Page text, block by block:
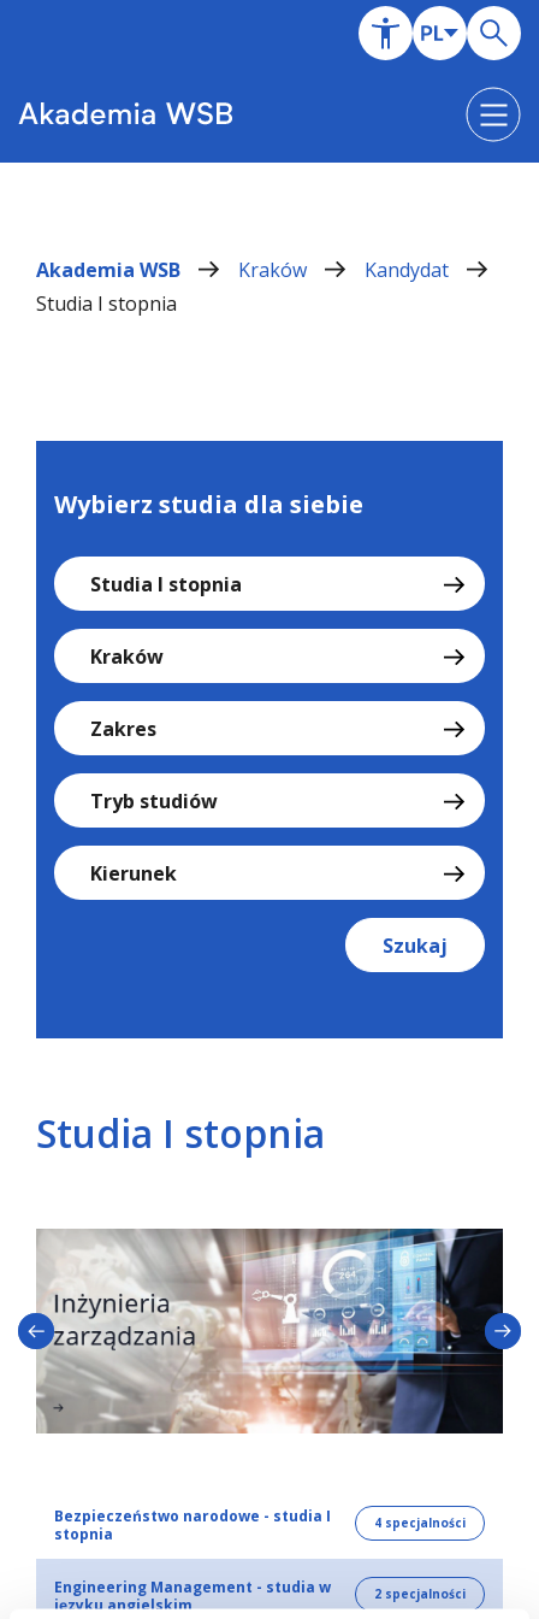
Akademia WSB Kraków
Kandydat
Studia I stopnia
Wybierz studia dla siebie
Studia I stopnia
Kraków
Zakres
Tryb studiów
Kierunek
Szukaj
Studia I stopnia
Bezpieczeństwo narodowe - studia I
stopnia
4 specjalności
Engineering Management - studia w
języku angielskim
2 specjalności